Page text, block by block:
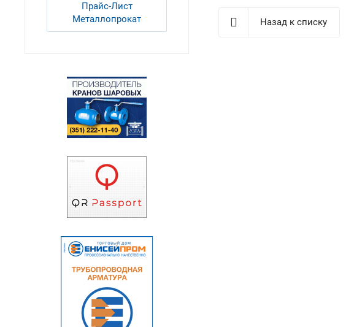
Назад к списку
Прайс-Лист
Металлопрокат